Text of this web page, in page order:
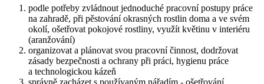
podle potřeby zvládnout jednoduché pracovní postupy práce
na zahradě, při pěstování okrasných rostlin doma a ve svém
okolí, ošetřovat pokojové rostliny, využít květinu v interiéru
(aranžování)
organizovat a plánovat svou pracovní činnost, dodržovat
zásady bezpečnosti a ochrany při práci, hygienu práce
a technologickou kázeň
správně zacházet s používaným nářadím - ošetřování